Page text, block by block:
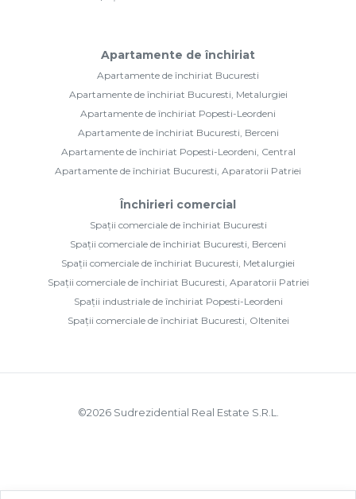
Apartamente de închiriat
Apartamente de închiriat Bucuresti
Apartamente de închiriat Bucuresti, Metalurgiei
Apartamente de închiriat Popesti-Leordeni
Apartamente de închiriat Bucuresti, Berceni
Apartamente de închiriat Popesti-Leordeni, Central
Apartamente de închiriat Bucuresti, Aparatorii Patriei
Închirieri comercial
Spații comerciale de închiriat Bucuresti
Spații comerciale de închiriat Bucuresti, Berceni
Spații comerciale de închiriat Bucuresti, Metalurgiei
Spații comerciale de închiriat Bucuresti, Aparatorii Patriei
Spații industriale de închiriat Popesti-Leordeni
Spații comerciale de închiriat Bucuresti, Oltenitei
©2026Sudrezidential Real Estate S.R.L.